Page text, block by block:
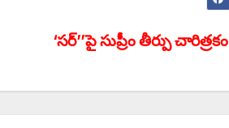
‘సర్‌’’పై సుప్రీం తీర్పు చారిత్రకం